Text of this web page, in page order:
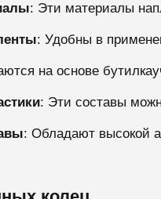
: Эти материалы
: Удобны в
на основе
: Эти составы
: Обладают высокой